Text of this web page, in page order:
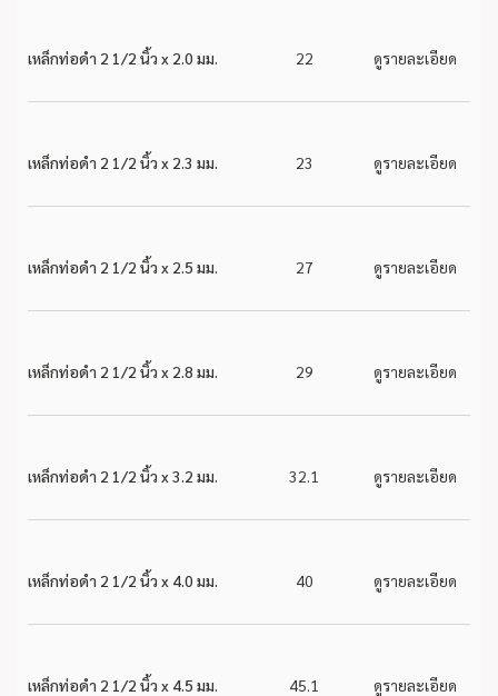
เหล็กท่อดำ 2 1/2 นิ้ว x 2.0 มม. 22 ดูรายละเอียด
เหล็กท่อดำ 2 1/2 นิ้ว x 2.3 มม. 23 ดูรายละเอียด
เหล็กท่อดำ 2 1/2 นิ้ว x 2.5 มม. 27 ดูรายละเอียด
เหล็กท่อดำ 2 1/2 นิ้ว x 2.8 มม. 29 ดูรายละเอียด
เหล็กท่อดำ 2 1/2 นิ้ว x 3.2 มม. 32.1 ดูรายละเอียด
เหล็กท่อดำ 2 1/2 นิ้ว x 4.0 มม. 40 ดูรายละเอียด
เหล็กท่อดำ 2 1/2 นิ้ว x 4.5 มม. 45.1 ดูรายละเอียด